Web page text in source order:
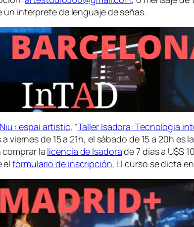
interprete de lenguaje de señas.
Niu : espai artistic, “Taller Isadora: Tecnologia
viernes de 15 a 21h, el sábado de 15 a 20h es
comprar la licencia de Isadorade 7 días a U$S
elformulario de inscripción. El curso se dicta